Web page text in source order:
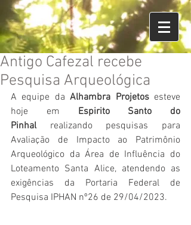
Antigo Cafezal recebe
Pesquisa Arqueológica
A equipe da Alhambra Projetos esteve
hoje em Espirito Santo do
Pinhal realizando pesquisas para
Avaliação de Impacto ao Patrimônio
Arqueológico da Área de Influência do
Loteamento Santa Alice, atendendo as
exigências da Portaria Federal de
Pesquisa IPHAN nº26 de 29/04/2023.